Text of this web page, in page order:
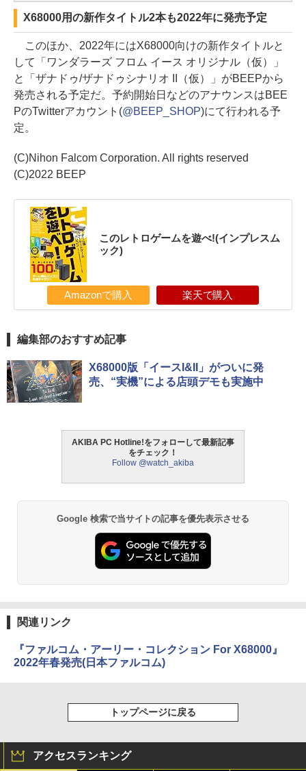
X68000用の新作タイトル2本も2022年に発売予定
このほか、2022年にはX68000向けの新作タイトルと
して「ワンダラーズ フロム イース オリジナル（仮）」
と「ザナドゥ/ザナドゥシナリオ II（仮）」がBEEPから
発売される予定だ。予約開始日などのアナウンスはBEE
PのTwitterアカウント(@BEEP_SHOP)にて行われる予
定。
(C)Nihon Falcom Corporation. All rights reserved
(C)2022 BEEP
このレトロゲームを遊べ!(インプレスム
ック)
Amazonで購入 楽天で購入
編集部のおすすめ記事
X68000版「イースI&II」がついに発
売、“実機”による店頭デモも実施中
AKIBA PC Hotline!をフォローして最新記事
をチェック！
Follow @watch_akiba
Google 検索で当サイトの記事を優先表示させる
関連リンク
『ファルコム・アーリー・コレクション For X68000』
2022年春発売(日本ファルコム)
トップページに戻る
アクセスランキング